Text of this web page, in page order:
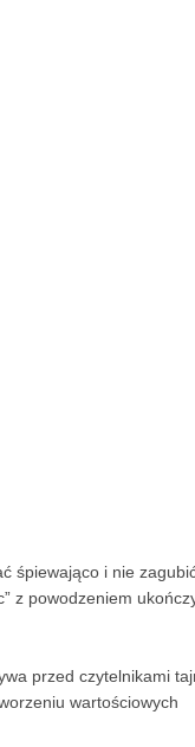
śpiewająco i nie
z powodzeniem
przed czytelnikami
wartościowych